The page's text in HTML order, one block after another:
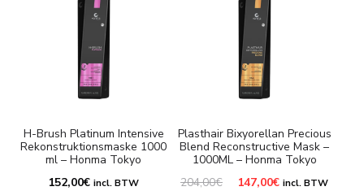
H-Brush Platinum Intensive
Rekonstruktionsmaske 1000
ml – Honma Tokyo
152,00€ incl. BTW
Plasthair Bixyorellan Precious
Blend Reconstructive Mask –
1000ML – Honma Tokyo
204,00€ Ursprünglicher
147,00€Aktueller
incl. BTW